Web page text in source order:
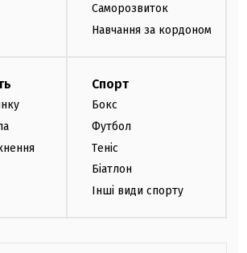
Саморозвиток
Навчання за кордоном
Спорт
Бокс
Футбол
Теніс
Біатлон
Інші види спорту